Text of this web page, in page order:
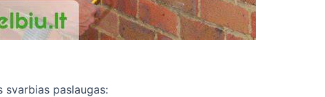
svarbias paslaugas: